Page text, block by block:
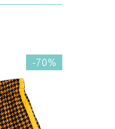
-70%